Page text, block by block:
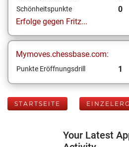
Schönheitspunkte
0
Erfolge gegen Fritz...
Mymoves.chessbase.com:
Punkte Eröffnungsdrill 1
STARTSEITE
Your Latest